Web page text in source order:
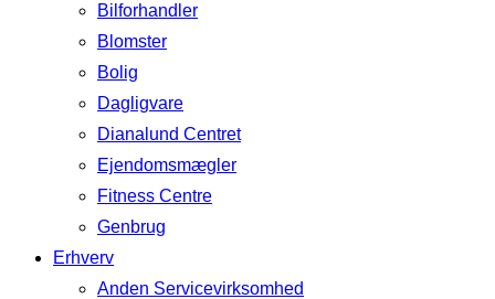
Bilforhandler
Blomster
Bolig
Dagligvare
Dianalund Centret
Ejendomsmægler
Fitness Centre
Genbrug
Erhverv
Anden Servicevirksomhed